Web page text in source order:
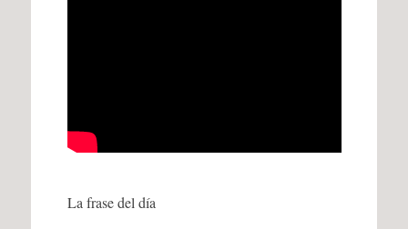
La frase del día